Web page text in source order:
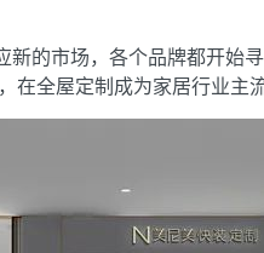
的市场，各个品牌都开始寻
全屋定制成为家居行业主